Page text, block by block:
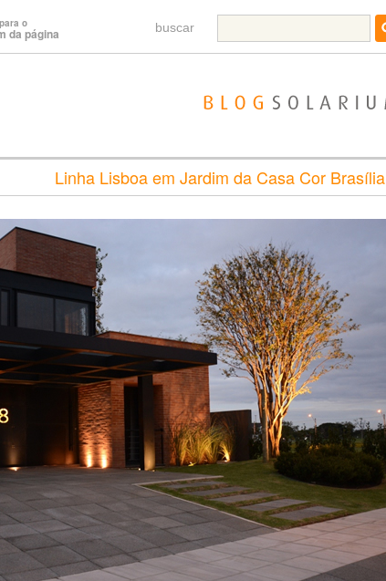
o
da página buscar
Linha Lisboa em Jardim da Casa Cor Brasília